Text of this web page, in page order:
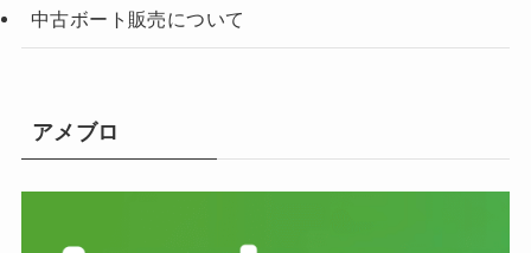
中古ボート販売について
アメブロ